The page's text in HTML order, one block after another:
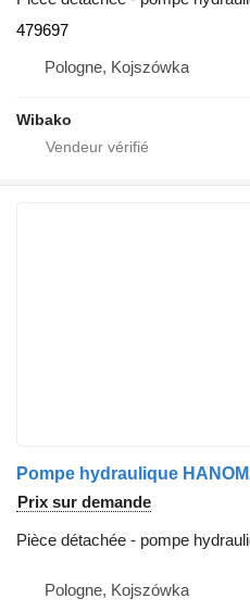
479697
Pologne, Kojszówka
Wibako
Pompe hydraulique
Prix sur demande
Pièce détachée - pompe
Pologne, Kojszówka